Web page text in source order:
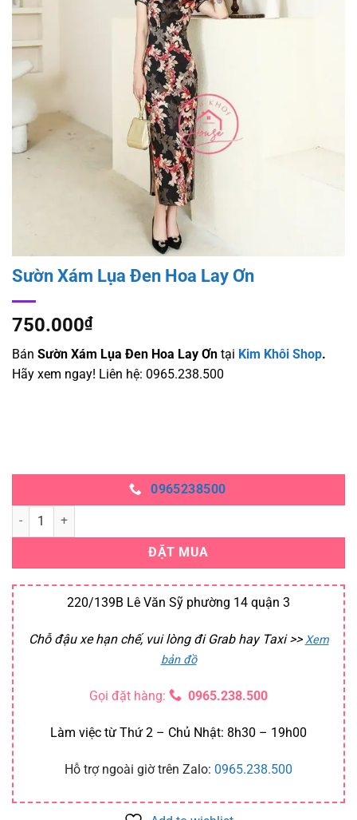
Sườn Xám Lụa Đen Hoa Lay Ơn
750.000₫
Bán Sườn Xám Lụa Đen Hoa Lay Ơn tại Kim Khôi Shop.
Hãy xem ngay! Liên hệ: 0965.238.500
0965238500
Sườn Xám Lụa Đen Hoa Lay Ơn số lượng
ĐẶT MUA
220/139B Lê Văn Sỹ phường 14 quận 3
Chỗ đậu xe hạn chế, vui lòng đi Grab hay Taxi>>Xem
bản đồ
Gọi đặt hàng: 0965.238.500
Làm việc từ Thứ 2 – Chủ Nhật: 8h30 – 19h00
Hỗ trợ ngoài giờ trên Zalo: 0965.238.500